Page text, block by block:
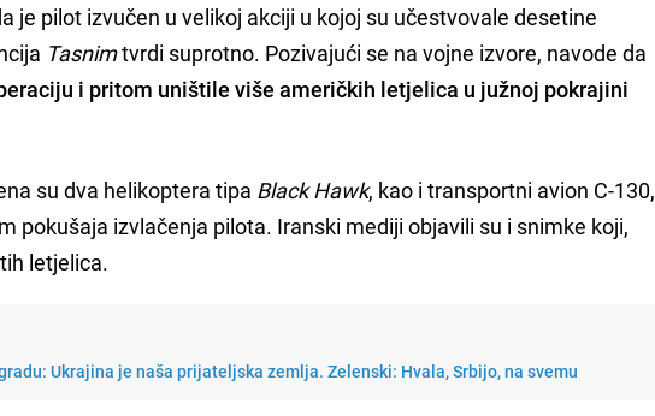
je pilot izvučen u velikoj akciji u kojoj su učestvovale desetine
Tasnimtvrdi suprotno. Pozivajući se na vojne izvore, navode da
i pritom uništile više američkih letjelica u južnoj pokrajini
su dva helikoptera tipa Black Hawk, kao i transportni avion C-130,
pokušaja izvlačenja pilota. Iranski mediji objavili su i snimke koji,
letjelica.
Ukrajina je naša prijateljska zemlja. Zelenski: Hvala, Srbijo, na svemu